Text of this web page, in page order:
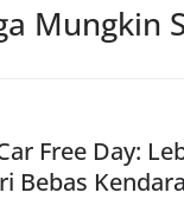
Mungkin
Free Day:
Bebas